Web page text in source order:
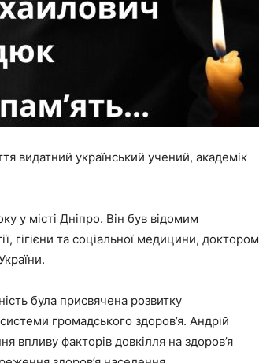
видатний український учений, академік
у місті Дніпро. Він був відомим
гігієни та соціальної медицини, доктором
була присвячена розвитку
громадського здоров’я. Андрій
впливу факторів довкілля на здоров’я